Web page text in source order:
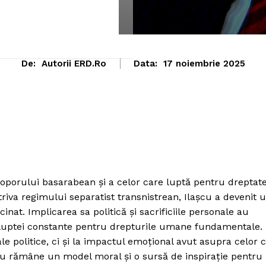
De: Autorii ERD.ro Data: 17 noiembrie 2025
basarabean și a celor care luptă pentru
regimului separatist transnistrean, Ilașcu a devenit
Implicarea sa politică și sacrificiile personale au
constante pentru drepturile umane fundamentale.
politice, ci și la impactul emoțional avut asupra celor
rămâne un model moral și o sursă de inspirație pentru